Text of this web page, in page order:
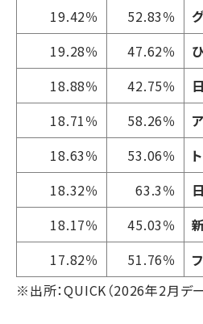
19.42％
52.83％
19.28％
47.62％
18.88％
42.75％
18.71％
58.26％
18.63％
53.06％
18.32％
63.3％
18.17％
45.03％
17.82％
51.76％
※出所：QUICK（2026年2月デー